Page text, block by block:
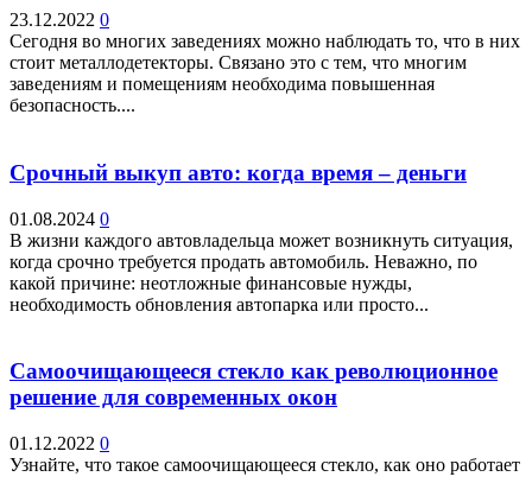
23.12.2022 0
Сегодня во многих заведениях можно наблюдать то, что в них
стоит металлодетекторы. Связано это с тем, что многим
заведениям и помещениям необходима повышенная
безопасность....
Срочный выкуп авто: когда время – деньги
01.08.2024 0
В жизни каждого автовладельца может возникнуть ситуация,
когда срочно требуется продать автомобиль. Неважно, по
какой причине: неотложные финансовые нужды,
необходимость обновления автопарка или просто...
Самоочищающееся стекло как революционное
решение для современных окон
01.12.2022 0
Узнайте, что такое самоочищающееся стекло, как оно работает